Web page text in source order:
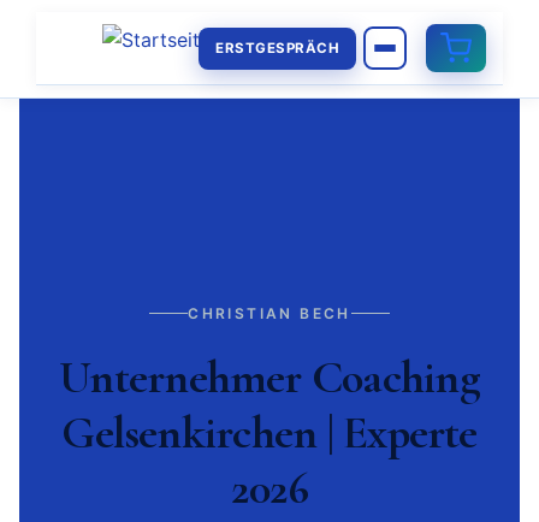
ERSTGESPRÄCH
CHRISTIAN BECH
Unternehmer Coaching
Gelsenkirchen | Experte
2026